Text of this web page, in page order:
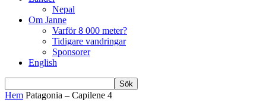
Nepal
Om Janne
Varför 8 000 meter?
Tidigare vandringar
Sponsorer
English
Hem Patagonia – Capilene 4